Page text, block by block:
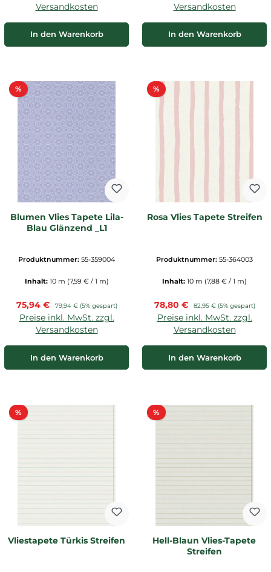
Versandkosten
In den Warenkorb
Versandkosten
In den Warenkorb
%Rabatt
Blumen Vlies Tapete Lila-
Blau Glänzend _L1
Produktnummer: 55-359004
Inhalt: 10 m (7,59 € / 1 m)
Verkaufspreis:
75,94 € Regulärer Preis:
79,94 € (5% gespart)
Preise inkl. MwSt. zzgl.
Versandkosten
In den Warenkorb
%Rabatt
Rosa Vlies Tapete Streifen
Produktnummer: 55-364003
Inhalt: 10 m (7,88 € / 1 m)
Verkaufspreis:
78,80 € Regulärer Preis:
82,95 € (5% gespart)
Preise inkl. MwSt. zzgl.
Versandkosten
In den Warenkorb
%Rabatt
Vliestapete Türkis Streifen
%Rabatt
Hell-Blaun Vlies-Tapete
Streifen